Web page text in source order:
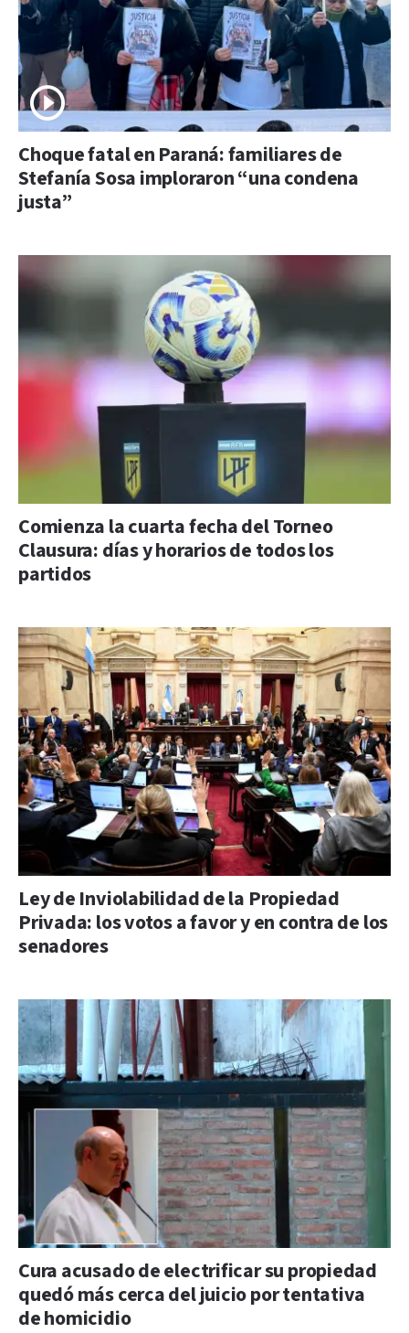
Choque fatal en Paraná: familiares de
Stefanía Sosa imploraron “una condena
justa”
Comienza la cuarta fecha del Torneo
Clausura: días y horarios de todos los
partidos
Ley de Inviolabilidad de la Propiedad
Privada: los votos a favor y en contra de los
senadores
Cura acusado de electrificar su propiedad
quedó más cerca del juicio por tentativa
de homicidio